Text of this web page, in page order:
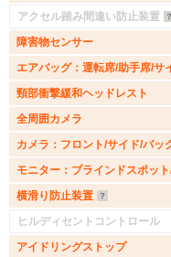
アクセル踏み間違い防止装置
障害物センサー
エアバッグ：運転席/助手席/サ
頸部衝撃緩和ヘッドレスト
全周囲カメラ
カメラ：フロント/サイド/バッ
モニター：ブラインドスポッ
横滑り防止装置
ヒルディセントコントロール
アイドリングストップ